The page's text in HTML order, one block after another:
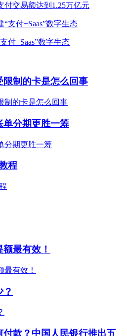
付交易额达到1.25万亿元
付+Saas”数字生态
限制的卡是怎么回事
单分期更胜一筹
程
最有效！
款？中国人民银行推出五